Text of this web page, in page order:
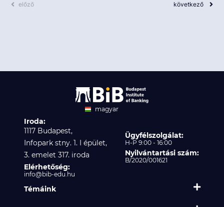
előző következő
magyar
Iroda:
1117 Budapest,
Infopark stny. 1. I épület,
3. emelet 317. iroda
Elérhetőség:
info@bib-edu.hu
Ügyfélszolgálat:
H-P 9:00 - 16:00
Nyilvántartási szám:
B/2020/001621
Témáink